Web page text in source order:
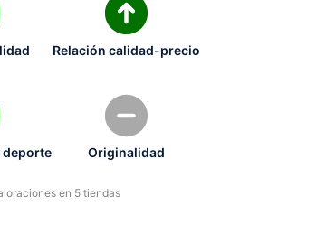
Relación calidad-precio
deporte Originalidad
en 5 tiendas